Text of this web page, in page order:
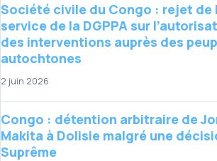
Société civile du Congo : rejet de
service de la DGPPA sur
des interventions auprès des
autochtones
2 juin 2026
Congo : détention arbitraire de
Makita à Dolisie malgré une
Suprême